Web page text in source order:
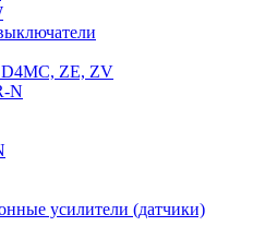
ZE, ZV
N
усилители (датчики)